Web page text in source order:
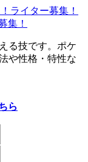
ライター募集！
集！
る技です。ポケ
や性格・特性な
ら